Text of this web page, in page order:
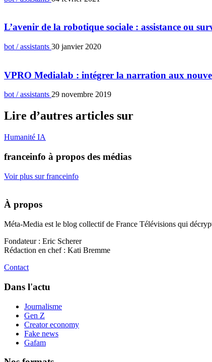
L’avenir de la robotique sociale : assistance ou
bot / assistants 30 janvier 2020
VPRO Medialab : intégrer la narration aux
bot / assistants 29 novembre 2019
Lire d’autres articles sur
Humanité IA
franceinfo à propos des médias
Voir plus sur franceinfo
À propos
Méta-Media est le blog collectif de France Télévisions qui
Fondateur : Eric Scherer
Rédaction en chef : Kati Bremme
Contact
Dans l'actu
Journalisme
Gen Z
Creator economy
Fake news
Gafam